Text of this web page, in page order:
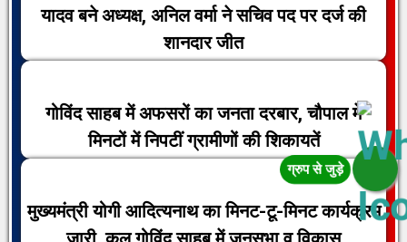
यादव बने अध्यक्ष, अनिल वर्मा ने सचिव पद पर दर्ज की
शानदार जीत
गोविंद साहब में अफसरों का जनता दरबार, चौपाल में
मिनटों में निपटीं ग्रामीणों की शिकायतें
मुख्यमंत्री योगी आदित्यनाथ का मिनट-टू-मिनट कार्यक्रम